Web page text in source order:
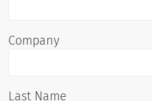
Company
Last Name